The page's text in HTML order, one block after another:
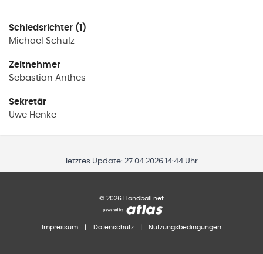
Schiedsrichter (1)
Michael Schulz
Zeitnehmer
Sebastian Anthes
Sekretär
Uwe Henke
letztes Update: 27.04.2026 14:44 Uhr
© 2026 Handball.net
Impressum Datenschutz Nutzungsbedingungen